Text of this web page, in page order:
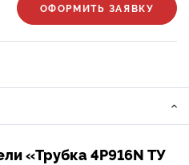
ОФОРМИТЬ ЗАЯВКУ
«Трубка 4P916N ТУ